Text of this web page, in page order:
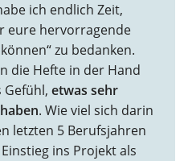
ich endlich Zeit,
eure hervorragende
zu bedanken.
die Hefte in der Hand
Gefühl,etwas sehr
. Wie viel sich darin
letzten 5 Berufsjahren
ins Projekt als